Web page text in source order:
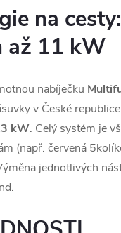
na
až 11 kW
nabíječku
v České
kW. Celý systém je
(např. červená
jednotlivých